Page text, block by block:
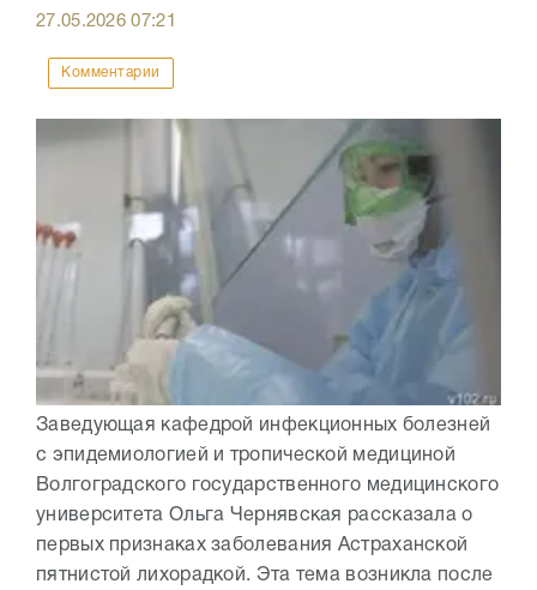
27.05.202607:21
Комментарии
Заведующая кафедрой инфекционных болезней
с эпидемиологией и тропической медициной
Волгоградского государственного медицинского
университета Ольга Чернявская рассказала о
первых признаках заболевания Астраханской
пятнистой лихорадкой. Эта тема возникла после